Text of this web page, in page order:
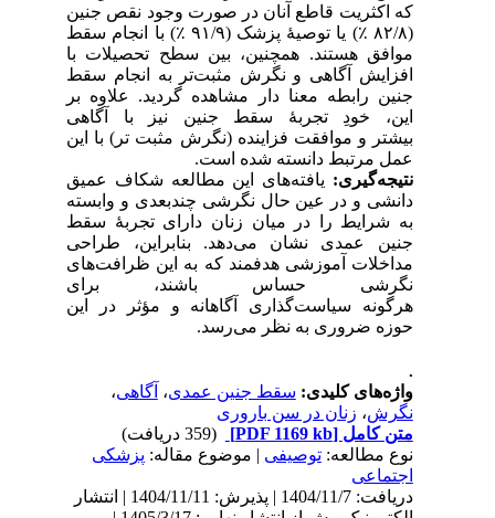
که اکثریت قاطع آنان در صورت وجود نقص جنین
(۸۲/۸ ٪) یا توصیۀ پزشک (۹۱/۹ ٪) با انجام سقط
موافق هستند. همچنین، بین سطح تحصیلات با
افزایش آگاهی و نگرش مثبت‌تر به انجام سقط
جنین رابطه معنا دار مشاهده گردید. علاوه بر
این، خودِ تجربۀ سقط جنین نیز با آگاهی
بیشتر و موافقت فزاینده (نگرش مثبت تر) با این
عمل مرتبط دانسته شده است.
نتیجه‌گیری:یافته‌های این مطالعه شکاف عمیق
دانشی و در عین حال نگرشی چندبعدی و وابسته
به شرایط را در میان زنان دارای تجربۀ سقط
جنین عمدی نشان می‌دهد. بنابراین، طراحی
مداخلات آموزشی هدفمند که به این ظرافت‌های
نگرشی حساس باشند، برای
هرگونه سیاست‌گذاری آگاهانه و مؤثر در این
حوزه ضروری به نظر می‌رسد.
واژه‌های کلیدی:سقط جنین عمدی،آگاهی،
نگرش،زنان در سن باروری
متن کامل[PDF 1169 kb]
نوع مطالعه:توصیفی| موضوع مقاله:پزشکی
اجتماعی
دریافت: 1404/11/7 | پذیرش: 1404/11/11 | انتشار